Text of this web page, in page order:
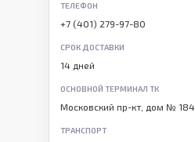
ТЕЛЕФОН
+7 (401) 279-97-80
СРОК ДОСТАВКИ
14 дней
ОСНОВНОЙ ТЕРМИНАЛ ТК
Московский пр-кт, дом № 184
ТРАНСПОРТ